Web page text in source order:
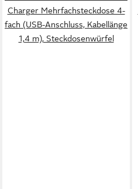
Charger Mehrfachsteckdose 4-
fach (USB-Anschluss, Kabellänge
1,4 m), Steckdosenwürfel